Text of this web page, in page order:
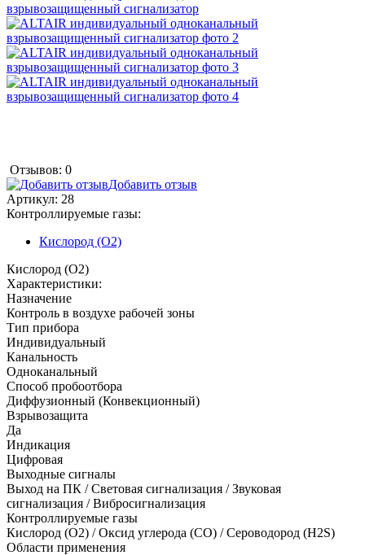
Отзывов: 0
Добавить отзыв
Артикул: 28
Контроллируемые газы:
Кислород (O2)
Кислород (O2)
Характеристики:
Назначение
Контроль в воздухе рабочей зоны
Тип прибора
Индивидуальный
Канальность
Одноканальный
Способ пробоотбора
Диффузионный (Конвекционный)
Взрывозащита
Да
Индикация
Цифровая
Выходные сигналы
Выход на ПК / Световая сигнализация / Звуковая
сигнализация / Вибросигнализация
Контроллируемые газы
Кислород (O2) /Оксид углерода (CO) /Сероводород (H2S)
Области применения